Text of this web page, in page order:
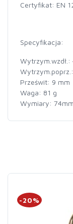
Certyfikat: EN
Specyfikacja:
Wytrzym.wzdł.:
Prześwit: 9 mm
Waga: 81 g
Wymiary:
-20%